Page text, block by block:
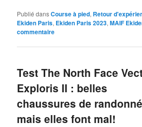
Publié dansCourse à pied, Retour
Ekiden Paris, Ekiden Paris 2023,MAIF
commentaire
Test The North Face
Exploris II : belles
chaussures de
mais elles font mal!